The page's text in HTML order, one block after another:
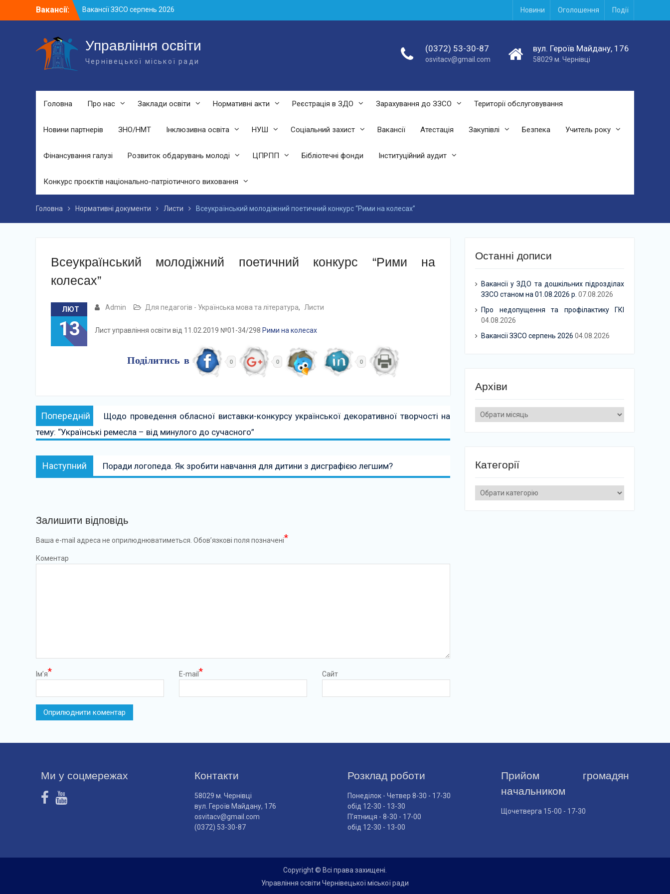
Вакансії:
Вакансії ЗЗСО серпень 2026
Вакансії ЗЗСО червень 2026
підрозділах ЗЗСО станом на 01.08.2026
р.
Новини Оголошення Події
Управління освіти
Чернівецької міської ради
(0372) 53-30-87
osvitacv@gmail.com
вул. Героїв Майдану, 176
58029 м. Чернівці
Головна Про нас Заклади освіти Нормативні акти Реєстрація в ЗДО Зарахування до ЗЗСО Території обслуговування
Новини партнерів ЗНО/НМТ Інклюзивна освіта НУШ Соціальний захист Вакансії Атестація Закупівлі Безпека Учитель року
Фінансування галузі Розвиток обдарувань молоді ЦПРПП Бібліотечні фонди Інституційний аудит
Конкурс проєктів національно-патріотичного виховання
Головна Нормативні документи Листи Всеукраїнський молодіжний поетичний конкурс “Рими на колесах”
Всеукраїнський молодіжний поетичний конкурс “Рими на
колесах”
ЛЮТ
13
Admin Для педагогів - Українська мова та література, Листи
Лист управління освіти від 11.02.2019 №01-34/298 Рими на колесах
Поділитись в 0 0 0
Навігація
записів
Попередній Попередній:
Щодо проведення обласної виставки-конкурсу української декоративної творчості на
тему: “Українські ремесла – від минулого до сучасного”
Наступний Наступний:
Поради логопеда. Як зробити навчання для дитини з дисграфією легшим?
Залишити відповідь
Ваша e-mail адреса не оприлюднюватиметься. Обов’язкові поля позначені*
Коментар
Ім’я* E-mail * Сайт
Останні дописи
Вакансії у ЗДО та дошкільних підрозділах
ЗЗСО станом на 01.08.2026 р. 07.08.2026
Про недопущення та профілактику ГКІ
04.08.2026
Вакансії ЗЗСО серпень 2026 04.08.2026
Архіви
Архіви
Категорії
Категорії
Ми у соцмережах Контакти
58029 м. Чернівці
вул. Героїв Майдану, 176
osvitacv@gmail.com
(0372) 53-30-87
Розклад роботи
Понеділок - Четвер 8-30 - 17-30
обід 12-30 - 13-30
П'ятниця - 8-30 - 17-00
обід 12-30 - 13-00
Прийом громадян
начальником
Щочетверга 15-00 - 17-30
Copyright © Всі права захищені.
Управління освіти Чернівецької міської ради